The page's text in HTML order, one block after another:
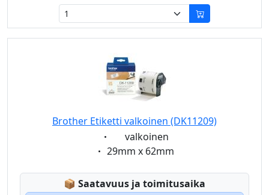
Brother Etiketti valkoinen (DK11209)
Eigenschaft:
valkoinen
Eigenschaft:
29mm x 62mm
📦 Lagerstatus:
Saatavuus ja toimitusaika